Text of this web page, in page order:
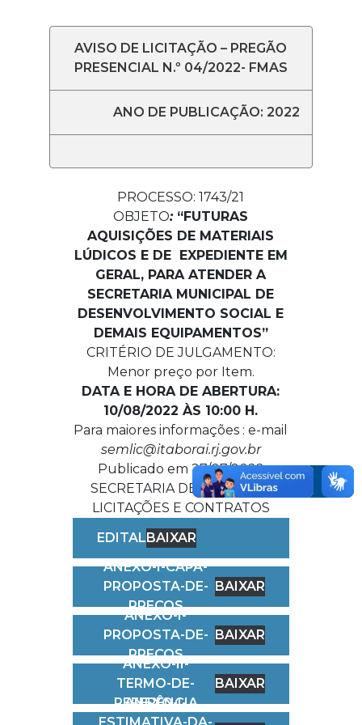
AVISO DE LICITAÇÃO – PREGÃO
PRESENCIAL N.º 04/2022- FMAS
ANO DE PUBLICAÇÃO: 2022
PROCESSO: 1743/21
OBJETO: “FUTURAS
AQUISIÇÕES DE MATERIAIS
LÚDICOS E DE EXPEDIENTE EM
GERAL, PARA ATENDER A
SECRETARIA MUNICIPAL DE
DESENVOLVIMENTO SOCIAL E
DEMAIS EQUIPAMENTOS”
CRITÉRIO DE JULGAMENTO:
Menor preço por Item.
DATA E HORA DE ABERTURA:
10/08/2022 ÀS 10:00 H.
Para maiores informações : e-mail
semlic@itaborai.rj.gov.br
Publicado em 27/07/2022
SECRETARIA DE COMPRAS,
LICITAÇÕES E CONTRATOS
EDITALBAIXAR
ANEXO-I-CAPA-
PROPOSTA-DE-
PREÇOS
BAIXAR
ANEXO-I-
PROPOSTA-DE-
PREÇOS
BAIXAR
ANEXO-II-
TERMO-DE-
REFERÊNCIA
BAIXAR
ANEXO-I-